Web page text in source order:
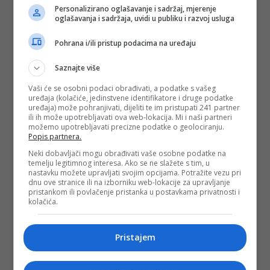
Personalizirano oglašavanje i sadržaj, mjerenje
oglašavanja i sadržaja, uvidi u publiku i razvoj usluga
Pohrana i/ili pristup podacima na uređaju
Saznajte više
Vaši će se osobni podaci obrađivati, a podatke s vašeg
uređaja (kolačiće, jedinstvene identifikatore i druge podatke
uređaja) može pohranjivati, dijeliti te im pristupati 241 partner
ili ih može upotrebljavati ova web-lokacija. Mi i naši partneri
možemo upotrebljavati precizne podatke o geolociranju.
Popis partnera.
Neki dobavljači mogu obrađivati vaše osobne podatke na
temelju legitimnog interesa. Ako se ne slažete s tim, u
nastavku možete upravljati svojim opcijama. Potražite vezu pri
dnu ove stranice ili na izborniku web-lokacije za upravljanje
pristankom ili povlačenje pristanka u postavkama privatnosti i
kolačića.
Pristajem